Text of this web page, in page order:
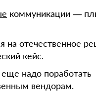
коммуникации —
на отечественное
кейс.
надо поработать
вендорам.